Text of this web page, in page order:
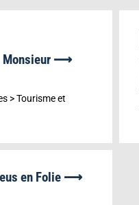
Monsieur ⟶
>Tourisme et
en Folie ⟶